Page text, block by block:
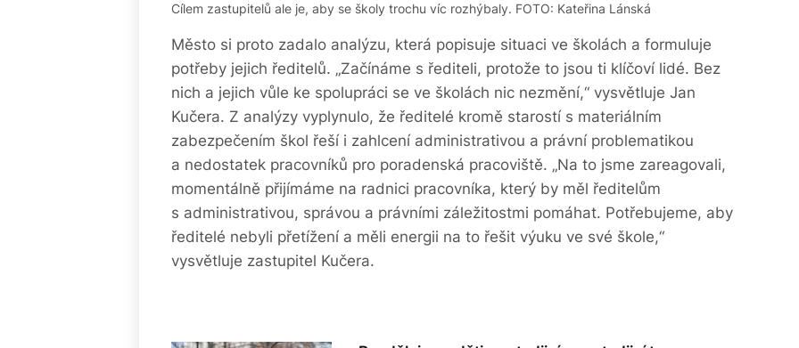
Cílem zastupitelů ale je, aby se školy trochu víc rozhýbaly. FOTO: Kateřina Lánská
Město si proto zadalo analýzu, která popisuje situaci ve školách a formuluje
potřeby jejich ředitelů. „Začínáme s řediteli, protože to jsou ti klíčoví lidé. Bez
nich a jejich vůle ke spolupráci se ve školách nic nezmění,“ vysvětluje Jan
Kučera. Z analýzy vyplynulo, že ředitelé kromě starostí s materiálním
zabezpečením škol řeší i zahlcení administrativou a právní problematikou
a nedostatek pracovníků pro poradenská pracoviště. „Na to jsme zareagovali,
momentálně přijímáme na radnici pracovníka, který by měl ředitelům
s administrativou, správou a právními záležitostmi pomáhat. Potřebujeme, aby
ředitelé nebyli přetížení a měli energii na to řešit výuku ve své škole,“
vysvětluje zastupitel Kučera.